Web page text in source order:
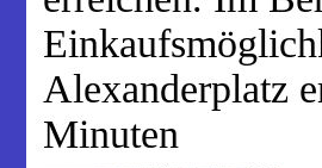
Alexanderplatz
Minuten